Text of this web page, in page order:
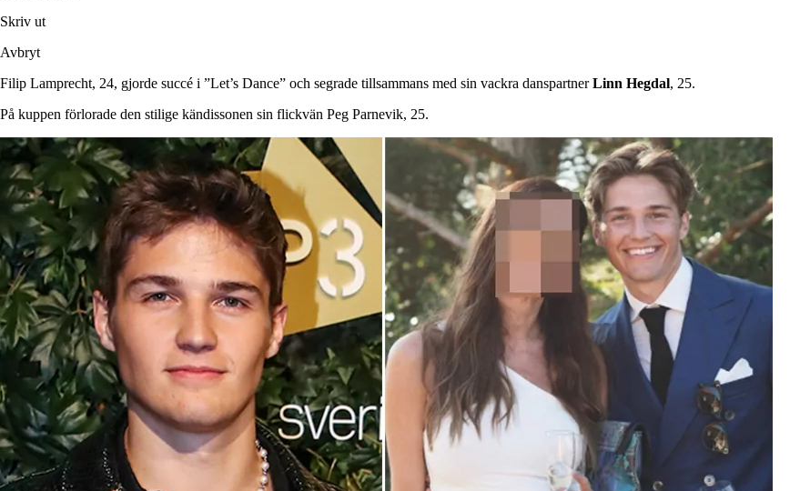
Skriv ut
Avbryt
Filip Lamprecht, 24, gjorde succé i ”Let’s Dance” och segrade tillsammans med sin vackra danspartnerLinn Hegdal, 25.
På kuppen förlorade den stilige kändissonen sin flickvän Peg Parnevik, 25.